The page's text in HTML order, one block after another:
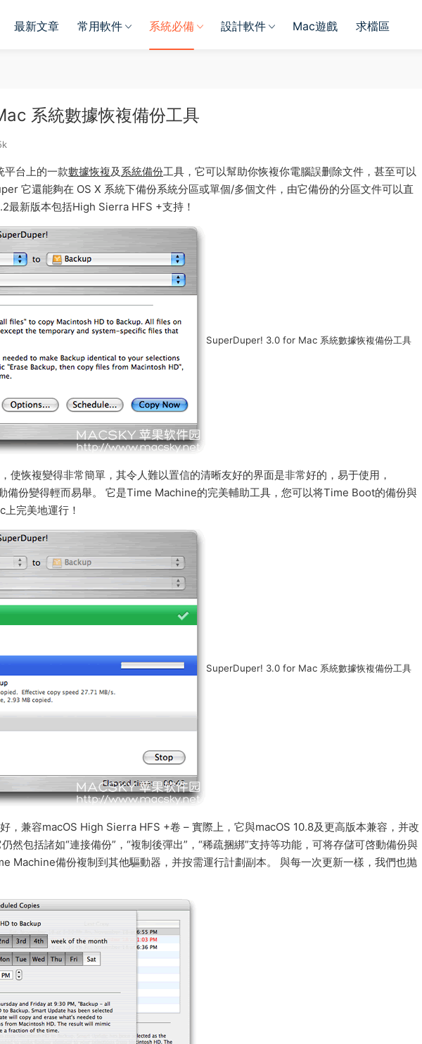
最新文章 常用軟件 系統必備 設計軟件 Mac遊戲 求檔區
系統數據恢複備份工具
平台上的一款數據恢複及 系統備份工具，它可以幫助你恢複你電腦誤删除文件，甚至可以
它還能夠在 OS X 系統下備份系統分區或單個/多個文件，由它備份的分區文件可以直
新版本包括High Sierra HFS +支持！
SuperDuper! 3.0 for Mac 系統數據恢複備份工具
使恢複變得非常簡單，其令人難以置信的清晰友好的界面是非常好的，易于使用，
備份變得輕而易舉。 它是Time Machine的完美輔助工具，您可以将Time Boot的備份與
完美地運行！
SuperDuper! 3.0 for Mac 系統數據恢複備份工具
，兼容macOS High Sierra HFS +卷 – 實際上，它與macOS 10.8及更高版本兼容，并改
然包括諸如“連接備份”，“複制後彈出”，“稀疏捆綁”支持等功能，可将存儲可啓動備份與
Machine備份複制到其他驅動器，并按需運行計劃副本。 與每一次更新一樣，我們也抛